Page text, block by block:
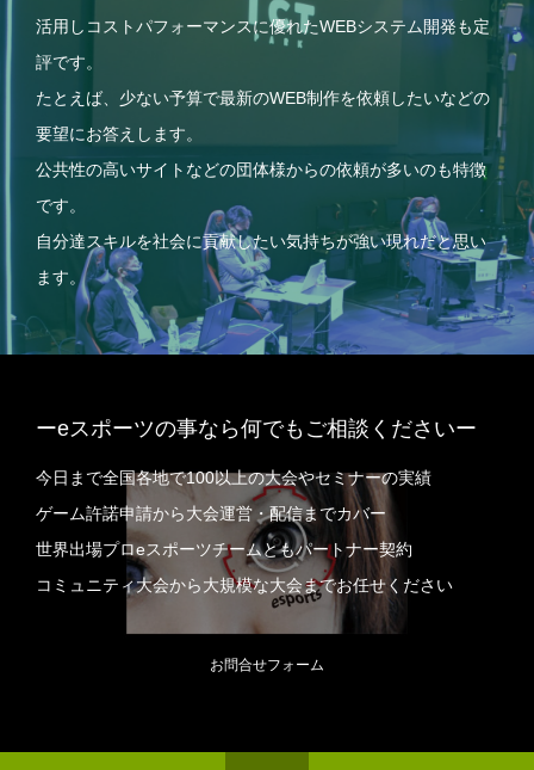
活用しコストパフォーマンスに優れたWEBシステム開発も定
評です。
たとえば、少ない予算で最新のWEB制作を依頼したいなどの
要望にお答えします。
公共性の高いサイトなどの団体様からの依頼が多いのも特徴
です。
自分達スキルを社会に貢献したい気持ちが強い現れだと思い
ます。
ーeスポーツの事なら何でもご相談くださいー
今日まで全国各地で100以上の大会やセミナーの実績
ゲーム許諾申請から大会運営・配信までカバー
世界出場プロeスポーツチームともパートナー契約
コミュニティ大会から大規模な大会までお任せください
お問合せフォーム